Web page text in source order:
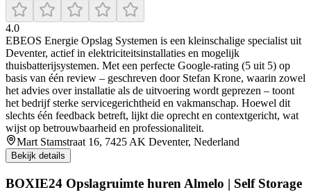
4.0
EBEOS Energie Opslag Systemen is een kleinschalige specialist uit
Deventer, actief in elektriciteitsinstallaties en mogelijk
thuisbatterijsystemen. Met een perfecte Google-rating (5 uit 5) op
basis van één review – geschreven door Stefan Krone, waarin zowel
het advies over installatie als de uitvoering wordt geprezen – toont
het bedrijf sterke servicegerichtheid en vakmanschap. Hoewel dit
slechts één feedback betreft, lijkt die oprecht en contextgericht, wat
wijst op betrouwbaarheid en professionaliteit.
Mart Stamstraat 16, 7425 AK Deventer, Nederland
Bekijk details
BOXIE24 Opslagruimte huren Almelo | Self Storage